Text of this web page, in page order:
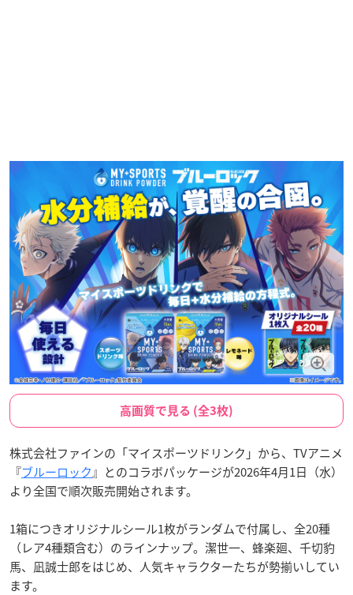
高画質で見る (全3枚)
株式会社ファインの「マイスポーツドリンク」から、TVアニメ
『ブルーロック』とのコラボパッケージが2026年4月1日（水）
より全国で順次販売開始されます。
1箱につきオリジナルシール1枚がランダムで付属し、全20種
（レア4種類含む）のラインナップ。潔世一、蜂楽廻、千切豹
馬、凪誠士郎をはじめ、人気キャラクターたちが勢揃いしてい
ます。